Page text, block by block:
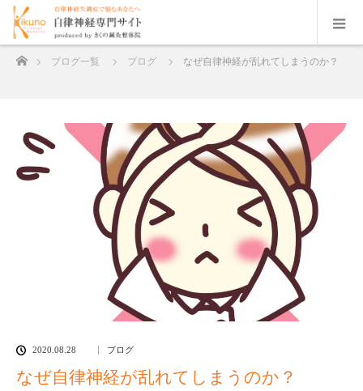
ホームブログ一覧 ブログ なぜ自律神経が乱れてしまうのか？
2020.08.28 ブログ
なぜ自律神経が乱れてしまうのか？